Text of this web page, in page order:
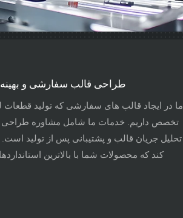
طراحی قالب سفارشی و
ما در ایجاد قالب های سفارشی که تولید قطعات
تخصص داریم. خدمات ما شامل مشاوره طراحی
تحلیل جریان قالب و پشتیبانی پس از تولید
کند که محصولات شما با بالاترین